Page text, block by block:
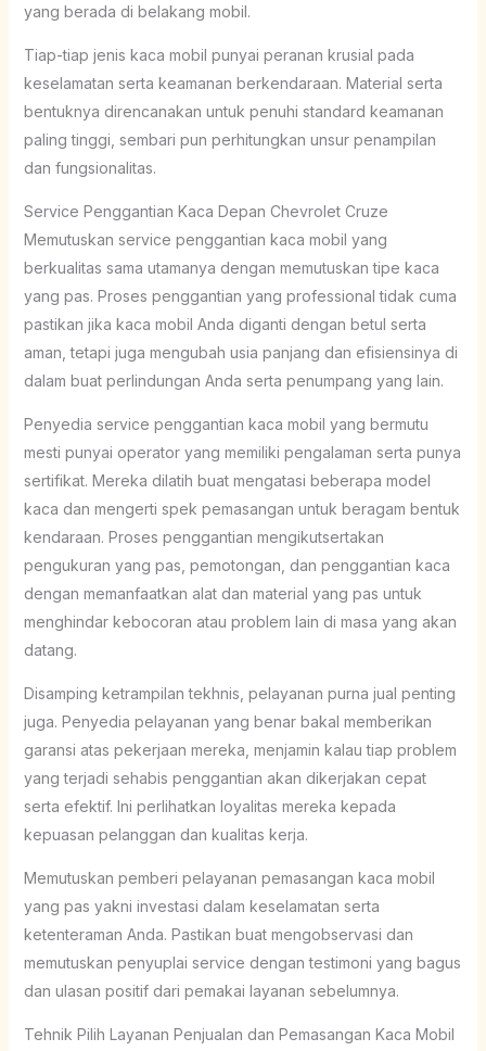
yang berada di belakang mobil.
Tiap-tiap jenis kaca mobil punyai peranan krusial pada
keselamatan serta keamanan berkendaraan. Material serta
bentuknya direncanakan untuk penuhi standard keamanan
paling tinggi, sembari pun perhitungkan unsur penampilan
dan fungsionalitas.
Service Penggantian Kaca Depan Chevrolet Cruze
Memutuskan service penggantian kaca mobil yang
berkualitas sama utamanya dengan memutuskan tipe kaca
yang pas. Proses penggantian yang professional tidak cuma
pastikan jika kaca mobil Anda diganti dengan betul serta
aman, tetapi juga mengubah usia panjang dan efisiensinya di
dalam buat perlindungan Anda serta penumpang yang lain.
Penyedia service penggantian kaca mobil yang bermutu
mesti punyai operator yang memiliki pengalaman serta punya
sertifikat. Mereka dilatih buat mengatasi beberapa model
kaca dan mengerti spek pemasangan untuk beragam bentuk
kendaraan. Proses penggantian mengikutsertakan
pengukuran yang pas, pemotongan, dan penggantian kaca
dengan memanfaatkan alat dan material yang pas untuk
menghindar kebocoran atau problem lain di masa yang akan
datang.
Disamping ketrampilan tekhnis, pelayanan purna jual penting
juga. Penyedia pelayanan yang benar bakal memberikan
garansi atas pekerjaan mereka, menjamin kalau tiap problem
yang terjadi sehabis penggantian akan dikerjakan cepat
serta efektif. Ini perlihatkan loyalitas mereka kepada
kepuasan pelanggan dan kualitas kerja.
Memutuskan pemberi pelayanan pemasangan kaca mobil
yang pas yakni investasi dalam keselamatan serta
ketenteraman Anda. Pastikan buat mengobservasi dan
memutuskan penyuplai service dengan testimoni yang bagus
dan ulasan positif dari pemakai layanan sebelumnya.
Tehnik Pilih Layanan Penjualan dan Pemasangan Kaca Mobil